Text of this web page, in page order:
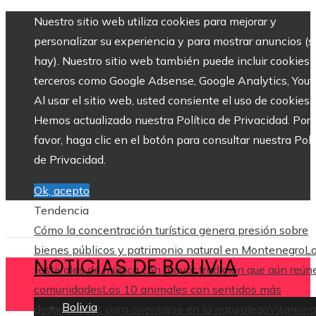
Nuestro sitio web utiliza cookies para mejorar y
personalizar su experiencia y para mostrar anuncios
hay). Nuestro sitio web también puede incluir cookies
terceros como Google Adsense, Google Analytics,
Al usar el sitio web, usted consiente el uso de cookies.
Hemos actualizado nuestra Política de Privacidad. Por
favor, haga clic en el botón para consultar nuestra
de Privacidad.
Ok, acepto
Tendencia
Cómo la concentración turística genera presión sobre
bienes públicos y patrimonio natural en Montenegro
festivales de música con mayor tradición que aún
comunidadesLos 10 animales con sentidos más
desarrollados para orientarse en la naturaleza
NOTICIAS DE BOLIVIA
Bolivia